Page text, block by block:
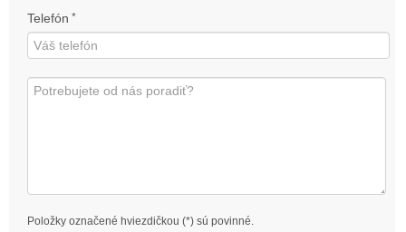
Telefón *
Položky označené hviezdičkou (*) sú povinné.